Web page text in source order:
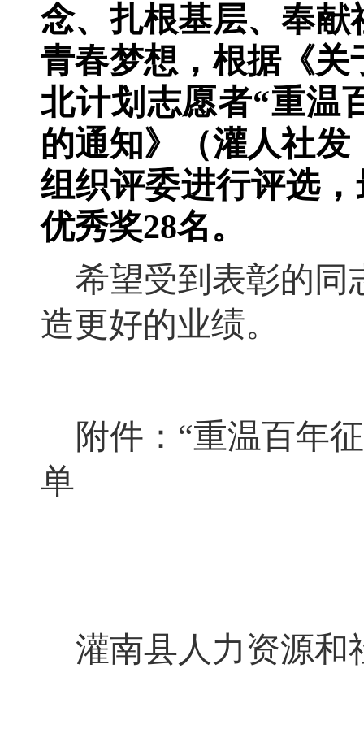
念、扎根基层、奉献
青春梦想，根据《关
北计划志愿者“重温
的通知》
（灌人社发
组织评委进行评选 ，
优秀奖28名。
希望受到表彰的同
造更好的业绩。
附件： “重温百年
单
灌南县人力资源和